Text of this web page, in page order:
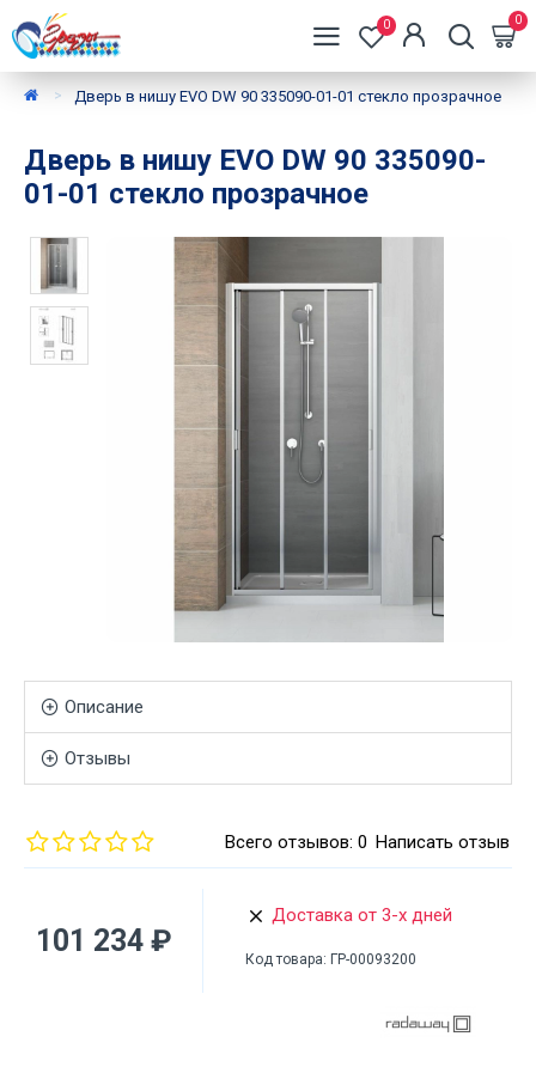
0 0
Дверь в нишу EVO DW 90 335090-01-01 стекло прозрачное
Дверь в нишу EVO DW 90 335090-
01-01 стекло прозрачное
Описание
Отзывы
Всего отзывов: 0 Написать отзыв
101 234 ₽
Доставка от 3-х дней
Код товара: ГР-00093200